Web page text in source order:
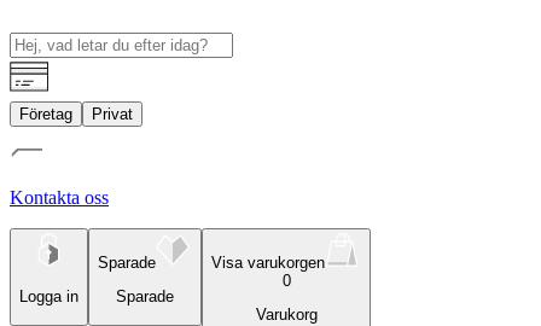
Företag Privat
Kontakta oss
Logga in
Sparade
Sparade
Visa varukorgen
0
Varukorg